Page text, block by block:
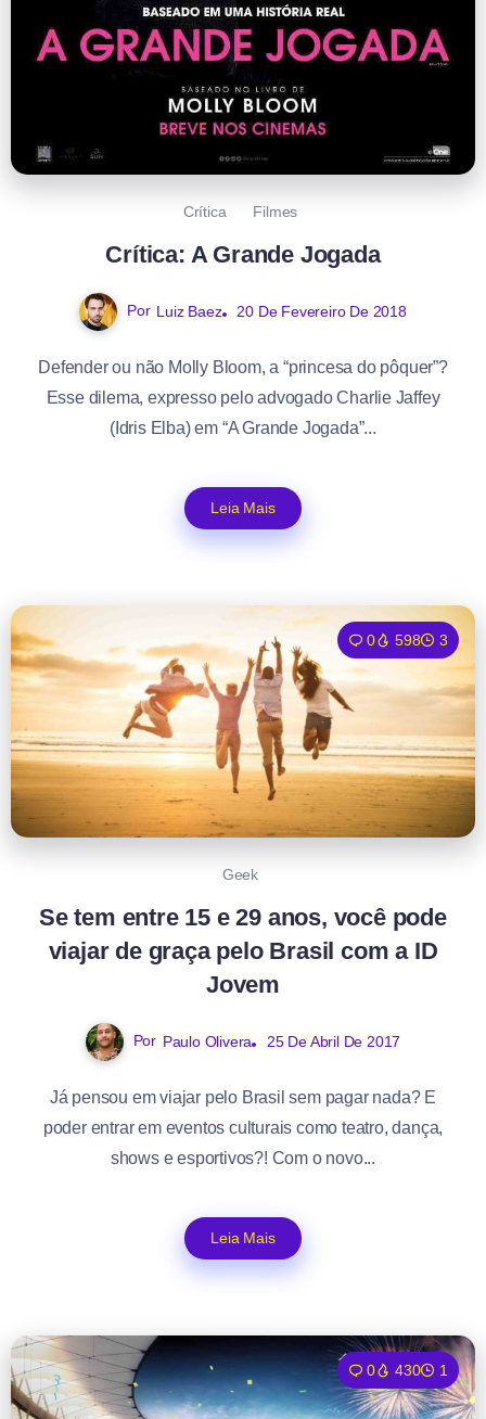
Crítica Filmes
Crítica: A Grande Jogada
Por Luiz Baez 20 De Fevereiro De 2018
Defender ou não Molly Bloom, a “princesa do pôquer”?
Esse dilema, expresso pelo advogado Charlie Jaffey
(Idris Elba) em “A Grande Jogada”...
Leia Mais
0 598 3
Geek
Se tem entre 15 e 29 anos, você pode
viajar de graça pelo Brasil com a ID
Jovem
Por Paulo Olivera 25 De Abril De 2017
Já pensou em viajar pelo Brasil sem pagar nada? E
poder entrar em eventos culturais como teatro, dança,
shows e esportivos?! Com o novo...
Leia Mais
0 430 1